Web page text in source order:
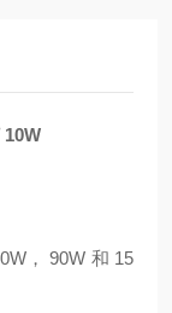
10W
， 90W 和 15